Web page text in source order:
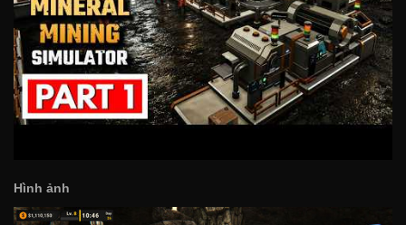
Hình ảnh